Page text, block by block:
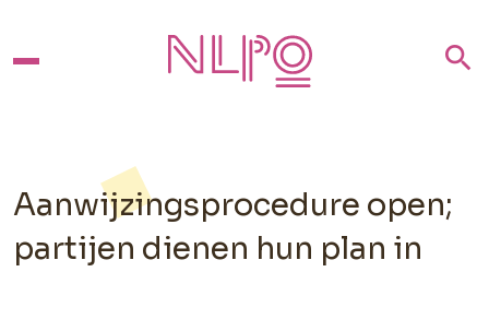
search
Aanwijzingsprocedure open;
partijen dienen hun plan in